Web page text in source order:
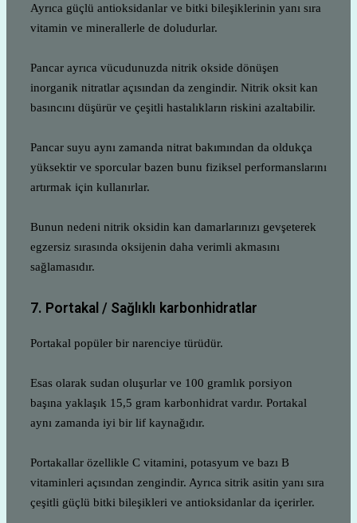
Ayrıca güçlü antioksidanlar ve bitki bileşiklerinin yanı sıra
vitamin ve minerallerle de doludurlar.
Pancar ayrıca vücudunuzda nitrik okside dönüşen
inorganik nitratlar açısından da zengindir. Nitrik oksit kan
basıncını düşürür ve çeşitli hastalıkların riskini azaltabilir.
Pancar suyu aynı zamanda nitrat bakımından da oldukça
yüksektir ve sporcular bazen bunu fiziksel performanslarını
artırmak için kullanırlar.
Bunun nedeni nitrik oksidin kan damarlarınızı gevşeterek
egzersiz sırasında oksijenin daha verimli akmasını
sağlamasıdır.
7. Portakal / Sağlıklı karbonhidratlar
Portakal popüler bir narenciye türüdür.
Esas olarak sudan oluşurlar ve 100 gramlık porsiyon
başına yaklaşık 15,5 gram karbonhidrat vardır. Portakal
aynı zamanda iyi bir lif kaynağıdır.
Portakallar özellikle C vitamini, potasyum ve bazı B
vitaminleri açısından zengindir. Ayrıca sitrik asitin yanı sıra
çeşitli güçlü bitki bileşikleri ve antioksidanlar da içerirler.